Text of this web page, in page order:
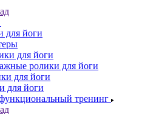
для йоги
для йоги
ролики для йоги
для йоги
для йоги
тренинг